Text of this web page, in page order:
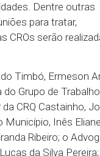
e Instituto
das CRQs.
e Transporte
de
foi
nas
que